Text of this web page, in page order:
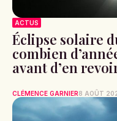
ACTUS
Éclipse solaire
combien
avant d’en
CLÉMENCE GARNIER8 AOÛT